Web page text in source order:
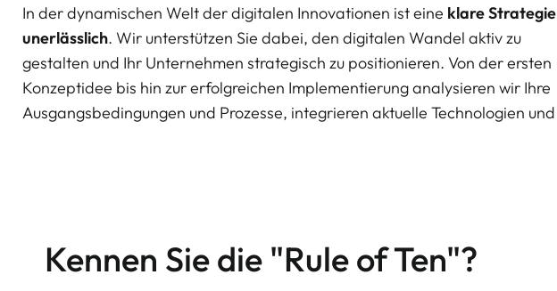
In der dynamischen Welt der digitalen Innovationen ist eine klare Strategie
unerlässlich. Wir unterstützen Sie dabei, den digitalen Wandel aktiv zu
gestalten und Ihr Unternehmen strategisch zu positionieren. Von der ersten
Konzeptidee bis hin zur erfolgreichen Implementierung analysieren wir Ihre
Ausgangsbedingungen und Prozesse, integrieren aktuelle Technologien und
Kennen Sie die "Rule of Ten"?